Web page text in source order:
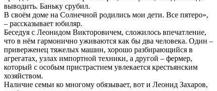
выводить. Баньку срубил.
В своём доме на Солнечной родились мои дети. Все пятеро»,
– рассказывает юбиляр.
Беседуя с Леонидом Викторовичем, сложилось впечатление,
что в нём гармонично уживаются как бы два человека. Один –
приверженец тяжелых машин, хорошо разбирающийся в
агрегатах, узлах импортной техники, а другой – фермер,
который с особым пристрастием увлекается крестьянским
хозяйством.
Наличие семьи ко многому обязывает, вот и Леонид Захаров,